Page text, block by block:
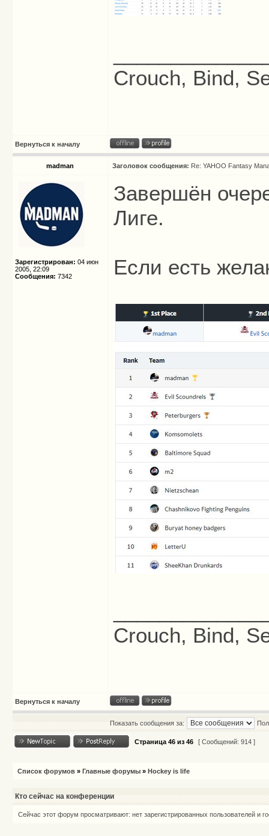
Crouch, Bind,
Вернуться к началу
madman Заголовок сообщения: Re: YAHOO Fantasy
Зарегистрирован: 04 июн
2005, 22:09
Сообщения: 7342
Завершён
Лиге.
Если есть
Crouch, Bind,
Вернуться к началу
Показать сообщения за:
Страница 46 из 46 [ Сообщений: 914 ]
Список форумов » Главные форумы » Hockey is life
Кто сейчас на конференции
Сейчас этот форум просматривают: нет зарегистрированных пользователей и